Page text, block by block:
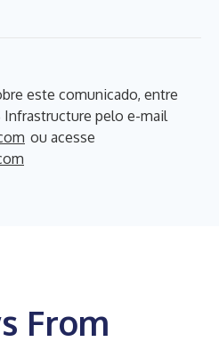
este comunicado, entre
Infrastructure pelo e-mail
ou acesse
From